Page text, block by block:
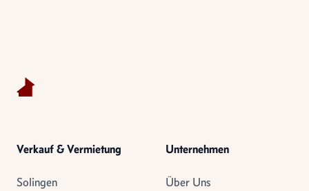
Verkauf & Vermietung
Solingen
Unternehmen
Über Uns